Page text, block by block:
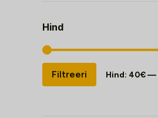
Hind
Minimaalne
hind
Maksimaalne
hind
Filtreeri Hind: 40€—